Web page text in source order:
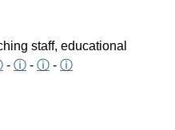
staff, educational
- ⓘ - ⓘ - ⓘ